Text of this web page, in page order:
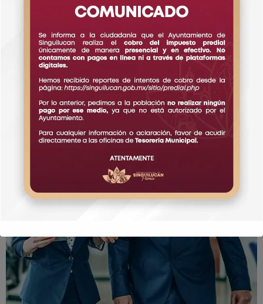
Demo Media Title 4
UI Design Web Design